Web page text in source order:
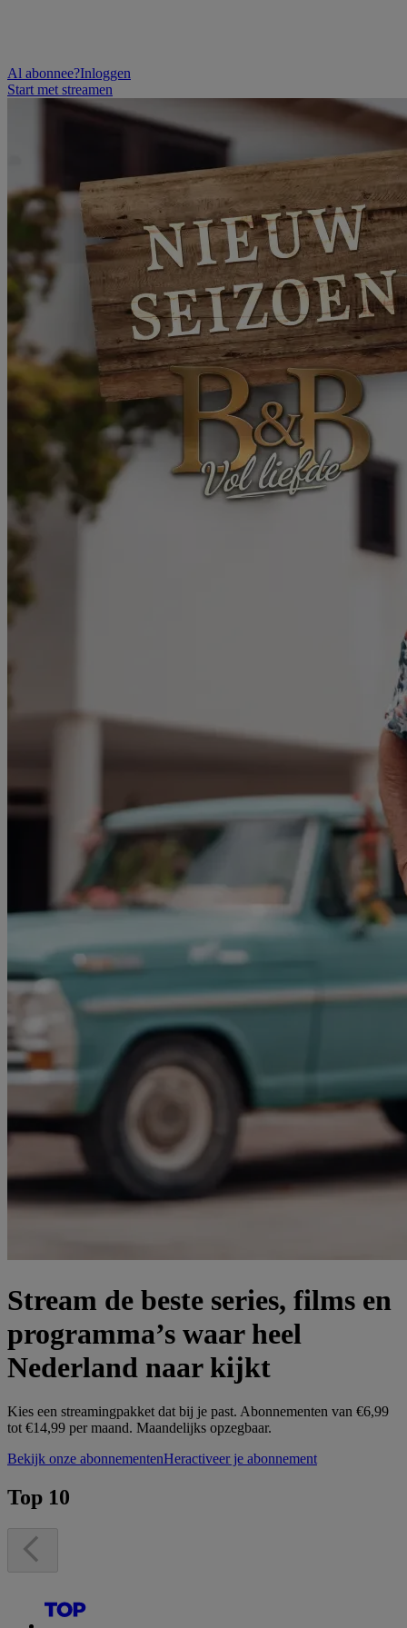
Al abonnee?Inloggen
Start met streamen
Stream de beste series, films en
programma’s waar heel
Nederland naar kijkt
Kies een streamingpakket dat bij je past. Abonnementen van €6,99
tot €14,99 per maand. Maandelijks opzegbaar.
Bekijk onze abonnementenHeractiveer je abonnement
Top 10